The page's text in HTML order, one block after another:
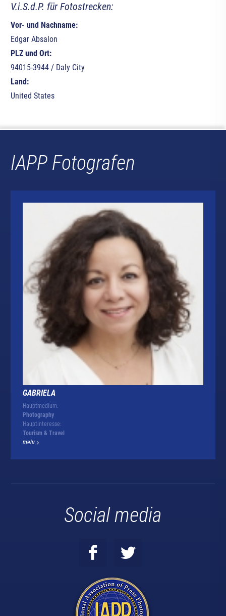
V.i.S.d.P. für Fotostrecken:
Vor- und Nachname:
Edgar Absalon
PLZ und Ort:
94015-3944 / Daly City
Land:
United States
IAPP Fotografen
GABRIELA
Hauptmedium:
Photography
Hauptinteresse:
Tourism & Travel
mehr
Social media